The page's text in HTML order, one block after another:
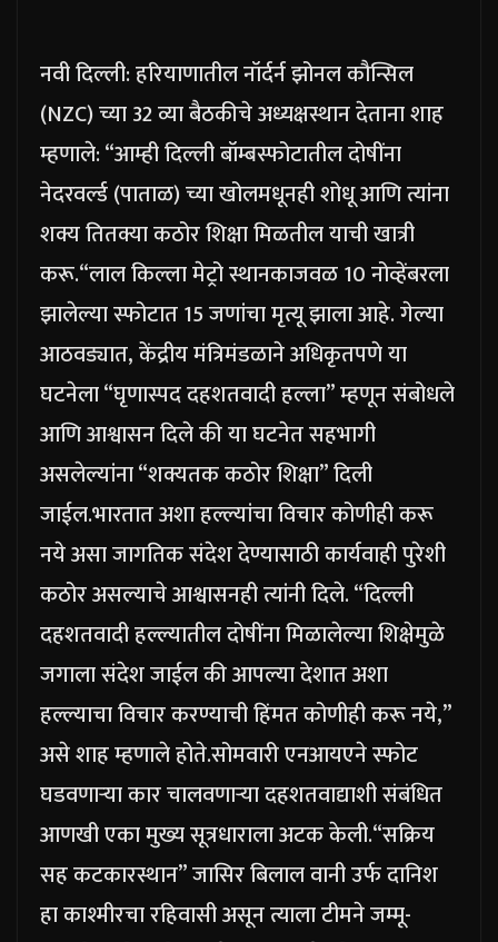
नवी दिल्ली:हरियाणातील नॉर्दर्न झोनल कौन्सिल
(NZC) च्या 32 व्या बैठकीचे अध्यक्षस्थान देताना शाह
म्हणाले: “आम्ही दिल्ली बॉम्बस्फोटातील दोषींना
नेदरवर्ल्ड (पाताळ) च्या खोलमधूनही शोधू आणि त्यांना
शक्य तितक्या कठोर शिक्षा मिळतील याची खात्री
करू.“लाल किल्ला मेट्रो स्थानकाजवळ 10 नोव्हेंबरला
झालेल्या स्फोटात 15 जणांचा मृत्यू झाला आहे. गेल्या
आठवड्यात, केंद्रीय मंत्रिमंडळाने अधिकृतपणे या
घटनेला “घृणास्पद दहशतवादी हल्ला” म्हणून संबोधले
आणि आश्वासन दिले की या घटनेत सहभागी
असलेल्यांना “शक्यतक कठोर शिक्षा” दिली
जाईल.भारतात अशा हल्ल्यांचा विचार कोणीही करू
नये असा जागतिक संदेश देण्यासाठी कार्यवाही पुरेशी
कठोर असल्याचे आश्वासनही त्यांनी दिले.“दिल्ली
दहशतवादी हल्ल्यातील दोषींना मिळालेल्या शिक्षेमुळे
जगाला संदेश जाईल की आपल्या देशात अशा
हल्ल्याचा विचार करण्याची हिंमत कोणीही करू नये,”
असे शाह म्हणाले होते.सोमवारी एनआयएने स्फोट
घडवणाऱ्या कार चालवणाऱ्या दहशतवाद्याशी संबंधित
आणखी एका मुख्य सूत्रधाराला अटक केली.“सक्रिय
सह कटकारस्थान” जासिर बिलाल वानी उर्फ ​​दानिश
हा काश्मीरचा रहिवासी असून त्याला टीमने जम्मू-